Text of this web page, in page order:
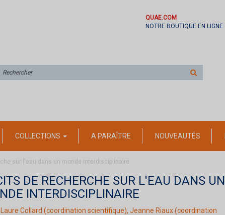
QUAE.COM
NOTRE BOUTIQUE EN LIGNE
sur
COLLECTIONS A PARAÎTRE NOUVEAUTÉS
sur l'eau dans un monde interdisciplinaire
DE RECHERCHE SUR L'EAU DANS UN
INTERDISCIPLINAIRE
Collard (coordination scientifique), Jeanne Riaux(coordination